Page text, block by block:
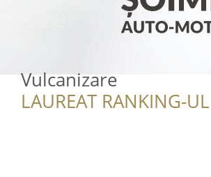
Vulcanizare
LAUREAT RANKING-